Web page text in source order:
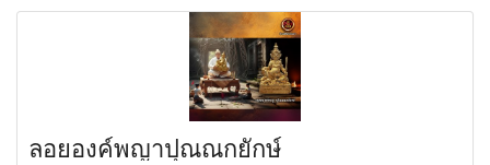
ลอยองค์พญาปุณณกยักษ์